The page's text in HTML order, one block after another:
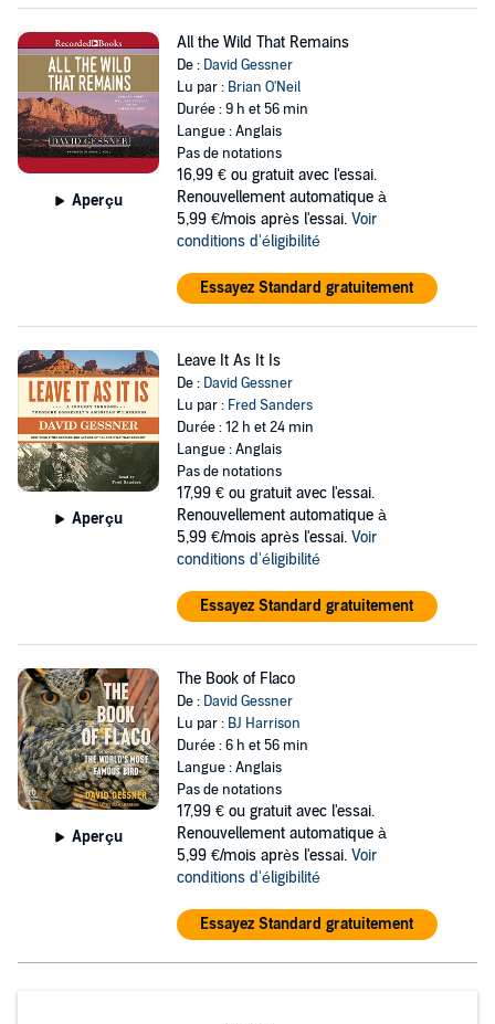
Aperçu
All the Wild That Remains
De : David Gessner
Lu par : Brian O'Neil
Durée : 9 h et 56 min
Langue : Anglais
Pas de notations
16,99 € ou gratuit avec l'essai.
Renouvellement automatique à
5,99 €/mois après l'essai. Voir
conditions d'éligibilité
Essayez Standard gratuitement
Aperçu
Leave It As It Is
De : David Gessner
Lu par : Fred Sanders
Durée : 12 h et 24 min
Langue : Anglais
Pas de notations
17,99 € ou gratuit avec l'essai.
Renouvellement automatique à
5,99 €/mois après l'essai. Voir
conditions d'éligibilité
Essayez Standard gratuitement
Aperçu
The Book of Flaco
De : David Gessner
Lu par : BJ Harrison
Durée : 6 h et 56 min
Langue : Anglais
Pas de notations
17,99 € ou gratuit avec l'essai.
Renouvellement automatique à
5,99 €/mois après l'essai. Voir
conditions d'éligibilité
Essayez Standard gratuitement